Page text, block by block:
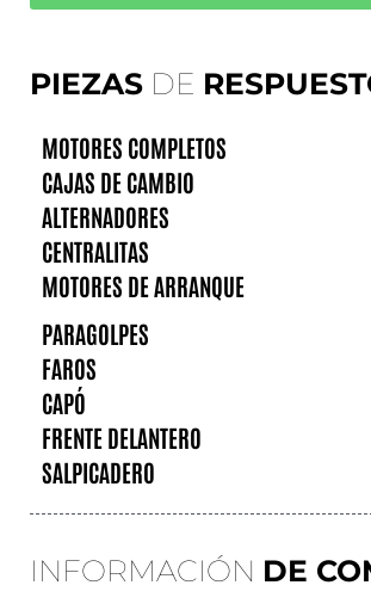
PIEZAS DE
MOTORES COMPLETOS
CAJAS DE CAMBIO
ALTERNADORES
CENTRALITAS
MOTORES DE ARRANQUE
PARAGOLPES
FAROS
CAPÓ
FRENTE DELANTERO
SALPICADERO
INFORMACIÓN DE